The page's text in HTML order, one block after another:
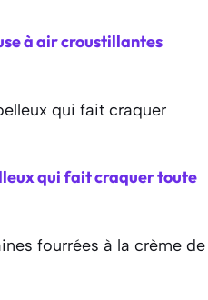
à air croustillantes
qui fait craquer toute